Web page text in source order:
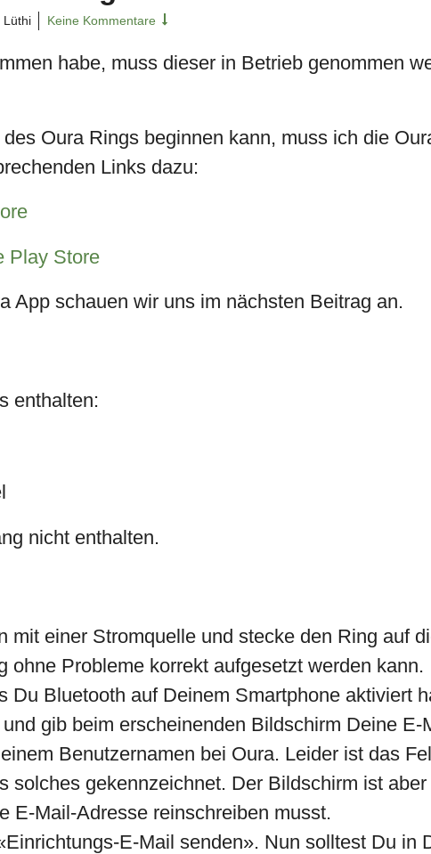
Lüthi Keine Kommentare
habe, muss dieser in Betrieb genommen
Oura Rings beginnen kann, muss ich die
Links dazu:
Play Store
App schauen wir uns im nächsten Beitrag an.
enthalten:
nicht enthalten.
mit einer Stromquelle und stecke den Ring auf
ohne Probleme korrekt aufgesetzt werden kann.
Du Bluetooth auf Deinem Smartphone aktiviert
gib beim erscheinenden Bildschirm Deine
Benutzernamen bei Oura. Leider ist das
solches gekennzeichnet. Der Bildschirm ist
E-Mail-Adresse reinschreiben musst.
E-Mail senden». Nun solltest Du in